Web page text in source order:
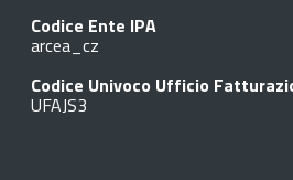
Codice Ente IPA
arcea_cz
Codice Univoco Ufficio
UFAJS3